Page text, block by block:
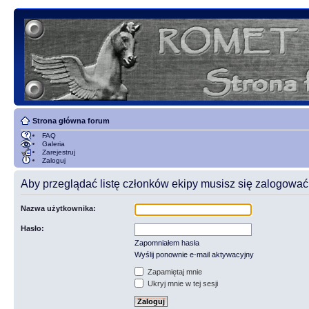
Strona główna forum
FAQ
Galeria
Zarejestruj
Zaloguj
Aby przeglądać listę członków ekipy musisz się
Nazwa użytkownika:
Hasło:
Zapomniałem hasła
Wyślij ponownie e-mail aktywacyjny
Zapamiętaj mnie
Ukryj mnie w tej sesji